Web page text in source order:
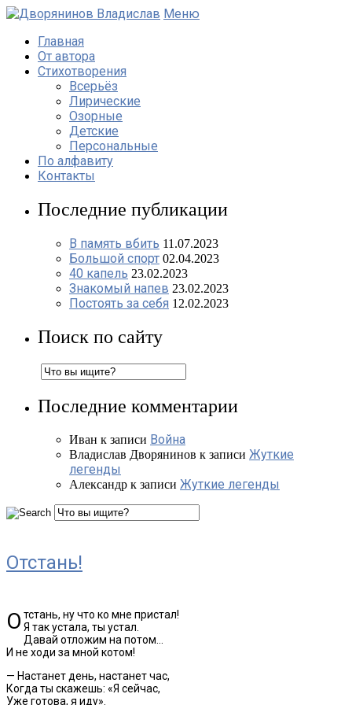
Меню
Главная
От автора
Стихотворения
Всерьёз
Лирические
Озорные
Детские
Персональные
По алфавиту
Контакты
Последние публикации
В память вбить 11.07.2023
Большой спорт 02.04.2023
40 капель 23.02.2023
Знакомый напев 23.02.2023
Постоять за себя 12.02.2023
Поиск по сайту
Последние комментарии
Иван к записи Война
Владислав Дворянинов к записи Жуткие
легенды
Александр к записи Жуткие легенды
Отстань!
Отстань, ну что ко мне пристал!
Я так устала, ты устал.
Давай отложим на потом…
И не ходи за мной котом!
— Настанет день, настанет час,
Когда ты скажешь: «Я сейчас,
Уже готова, я иду».